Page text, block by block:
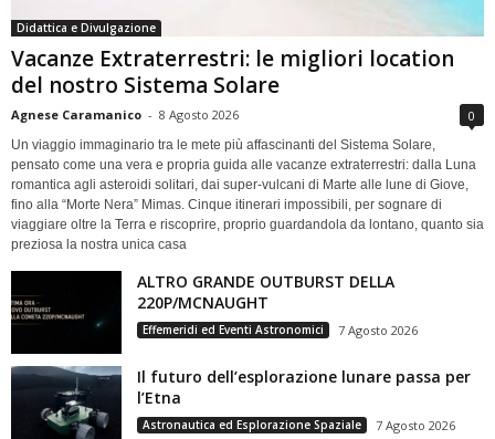
Didattica e Divulgazione
Vacanze Extraterrestri: le migliori location
del nostro Sistema Solare
Agnese Caramanico - 8 Agosto 2026 0
Un viaggio immaginario tra le mete più affascinanti del Sistema Solare,
pensato come una vera e propria guida alle vacanze extraterrestri: dalla Luna
romantica agli asteroidi solitari, dai super-vulcani di Marte alle lune di Giove,
fino alla “Morte Nera” Mimas. Cinque itinerari impossibili, per sognare di
viaggiare oltre la Terra e riscoprire, proprio guardandola da lontano, quanto sia
preziosa la nostra unica casa
ALTRO GRANDE OUTBURST DELLA
220P/MCNAUGHT
Effemeridi ed Eventi Astronomici 7 Agosto 2026
Il futuro dell’esplorazione lunare passa per
l’Etna
Astronautica ed Esplorazione Spaziale 7 Agosto 2026